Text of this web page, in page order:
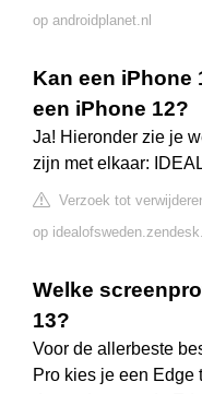
op androidplanet.nl
Kan een iPhone
een iPhone 12?
Ja! Hieronder zie je
zijn met elkaar:
Verzoek tot
op
Welke
13?
Voor de allerbeste
Pro kies je een Edge